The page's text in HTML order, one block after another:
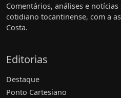
Comentários, análises e
cotidiano tocantinense, com a
Costa.
Editorias
Destaque
Ponto Cartesiano